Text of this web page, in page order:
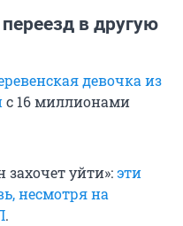
в другую
девочка из
с 16 миллионами
захочет уйти»:эти
несмотря на
.